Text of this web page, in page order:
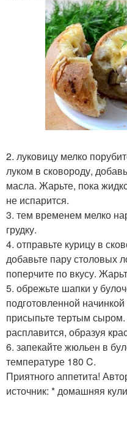
2. луковицу мелко
луком в сковороду,
масла. Жарьте, пока
не испарится.
3. тем временем мелко
грудку.
4. отправьте курицу в
добавьте пару столовых
поперчите по вкусу.
5. обрежьте шапки у
подготовленной
присыпьте тертым
расплавится, образуя
6. запекайте жюльен в
температуре 180 C.
Приятного аппетита!
источник: * домашняя